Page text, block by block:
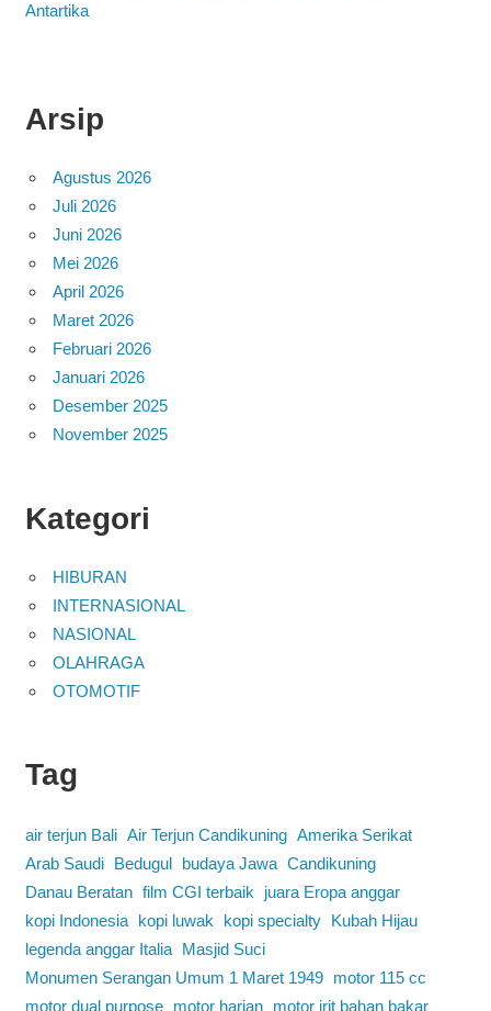
Antartika
Arsip
Agustus 2026
Juli 2026
Juni 2026
Mei 2026
April 2026
Maret 2026
Februari 2026
Januari 2026
Desember 2025
November 2025
Kategori
HIBURAN
INTERNASIONAL
NASIONAL
OLAHRAGA
OTOMOTIF
Tag
air terjun Bali Air Terjun Candikuning Amerika Serikat
Arab Saudi
Bedugul budaya Jawa Candikuning
Danau Beratan film CGI terbaik
juara Eropa anggar
kopi Indonesia
kopi luwak kopi specialty
Kubah Hijau
legenda anggar Italia
Masjid Suci
Monumen Serangan Umum 1 Maret 1949
motor 115 cc
motor dual purpose
motor harian
motor irit bahan bakar